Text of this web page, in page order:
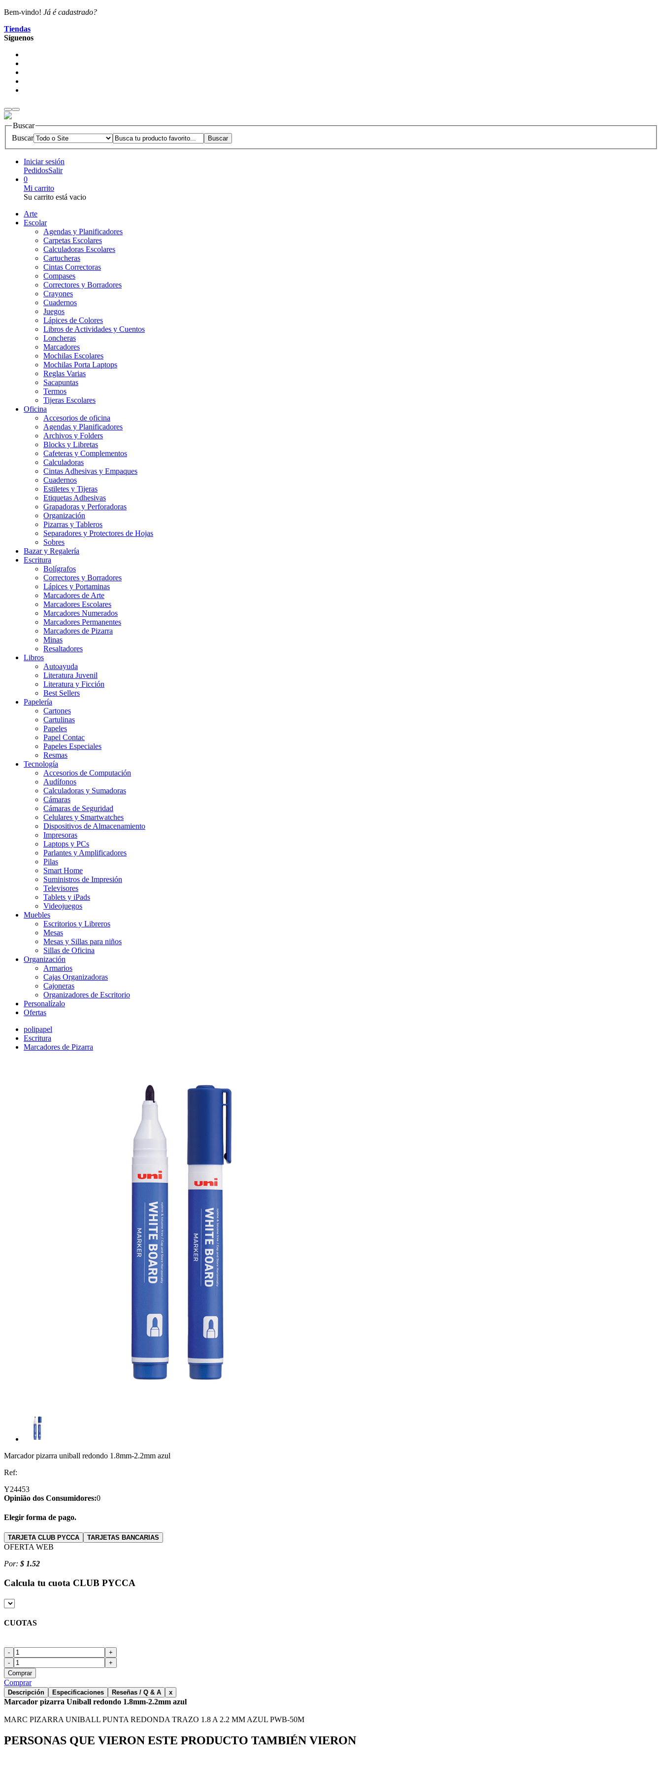
Bem-vindo! Já é cadastrado?
Tiendas
Síguenos
Buscar
Buscar
Iniciar sesión
PedidosSalir
0
Mi carrito
Su carrito está vacio
Arte
Escolar
Agendas y Planificadores
Carpetas Escolares
Calculadoras Escolares
Cartucheras
Cintas Correctoras
Compases
Correctores y Borradores
Crayones
Cuadernos
Juegos
Lápices de Colores
Libros de Actividades y Cuentos
Loncheras
Marcadores
Mochilas Escolares
Mochilas Porta Laptops
Reglas Varias
Sacapuntas
Termos
Tijeras Escolares
Oficina
Accesorios de oficina
Agendas y Planificadores
Archivos y Folders
Blocks y Libretas
Cafeteras y Complementos
Calculadoras
Cintas Adhesivas y Empaques
Cuadernos
Estiletes y Tijeras
Etiquetas Adhesivas
Grapadoras y Perforadoras
Organización
Pizarras y Tableros
Separadores y Protectores de Hojas
Sobres
Bazar y Regalería
Escritura
Bolígrafos
Correctores y Borradores
Lápices y Portaminas
Marcadores de Arte
Marcadores Escolares
Marcadores Numerados
Marcadores Permanentes
Marcadores de Pizarra
Minas
Resaltadores
Libros
Autoayuda
Literatura Juvenil
Literatura y Ficción
Best Sellers
Papelería
Cartones
Cartulinas
Papeles
Papel Contac
Papeles Especiales
Resmas
Tecnología
Accesorios de Computación
Audífonos
Calculadoras y Sumadoras
Cámaras
Cámaras de Seguridad
Celulares y Smartwatches
Dispositivos de Almacenamiento
Impresoras
Laptops y PCs
Parlantes y Amplificadores
Pilas
Smart Home
Suministros de Impresión
Televisores
Tablets y iPads
Videojuegos
Muebles
Escritorios y Libreros
Mesas
Mesas y Sillas para niños
Sillas de Oficina
Organización
Armarios
Cajas Organizadoras
Cajoneras
Organizadores de Escritorio
Personalízalo
Ofertas
polipapel
Escritura
Marcadores de Pizarra
Marcador pizarra uniball redondo 1.8mm-2.2mm azul
Ref:
Y24453
Opinião dos Consumidores:0
Elegir forma de pago.
TARJETA CLUB PYCCA TARJETAS BANCARIAS
OFERTA WEB
Por: $ 1.52
Calcula tu cuota CLUB PYCCA
CUOTAS
-
+
-
+
Comprar
Comprar
Descripción Especificaciones Reseñas / Q & A x
Marcador pizarra Uniball redondo 1.8mm-2.2mm azul
MARC PIZARRA UNIBALL PUNTA REDONDA TRAZO 1.8 A 2.2 MM AZUL PWB-50M
PERSONAS QUE VIERON ESTE PRODUCTO TAMBIÉN VIERON